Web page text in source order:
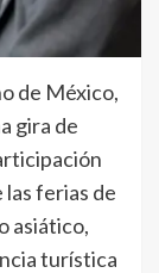
de México,
gira de
las ferias de
asiático,
turística